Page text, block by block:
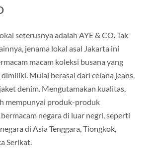
seterusnya adalah AYE & CO. Tak
jenama lokal asal Jakarta ini
macam koleksi busana yang
Mulai berasal dari celana jeans,
denim. Mengutamakan kualitas,
mempunyai produk-produk
negara di luar negri, seperti
di Asia Tenggara, Tiongkok,
Serikat.